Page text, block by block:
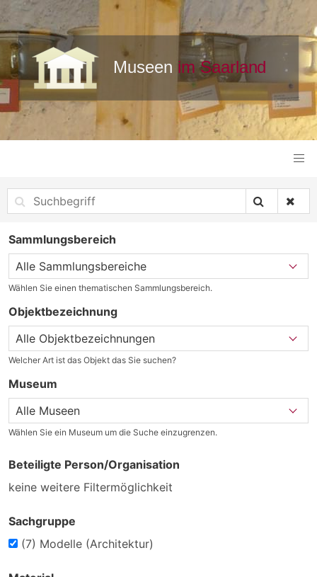
Sammlungsbereich
Wählen Sie einen thematischen Sammlungsbereich.
Objektbezeichnung
Welcher Art ist das Objekt das Sie suchen?
Museum
Wählen Sie ein Museum um die Suche einzugrenzen.
Beteiligte Person/Organisation
keine weitere Filtermöglichkeit
Sachgruppe
(7) Modelle (Architektur)